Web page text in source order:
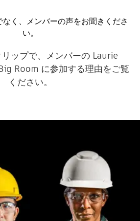
く、メンバーの声をお聞きくださ
い。
ップで、メンバーの Laurie
Room に参加する理由をご覧
ください。